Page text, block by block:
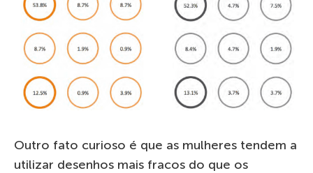
Outro fato curioso é que as mulheres tendem a
utilizar desenhos mais fracos do que os